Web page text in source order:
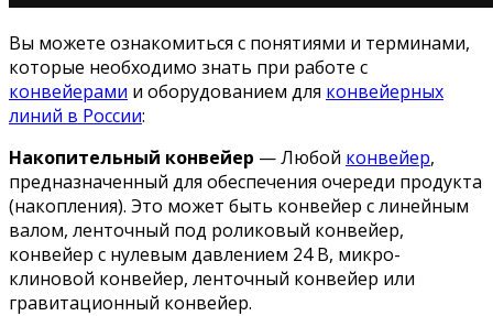
Вы можете ознакомиться с понятиями и терминами,
которые необходимо знать при работе с
конвейерами и оборудованием для конвейерных
линий в России:
Накопительный конвейер — Любой конвейер,
предназначенный для обеспечения очереди продукта
(накопления). Это может быть конвейер с линейным
валом, ленточный под роликовый конвейер,
конвейер с нулевым давлением 24 В, микро-
клиновой конвейер, ленточный конвейер или
гравитационный конвейер.